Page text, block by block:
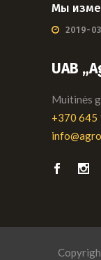
Мы
2019-
UAB
Muitinės
+370 645